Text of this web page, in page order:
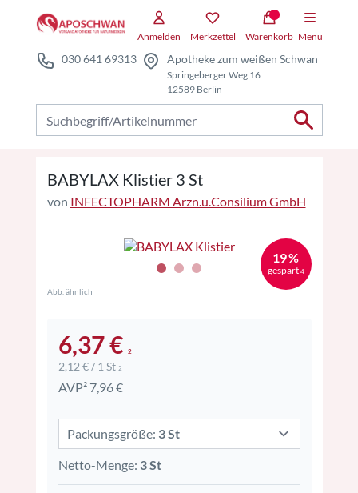
Anmelden Merkzettel Warenkorb Menü
030 641 69313 Apotheke zum weißen Schwan
Springeberger Weg 16
12589 Berlin
BABYLAX Klistier 3 St
von INFECTOPHARM Arzn.u.Consilium GmbH
19 %
gespart 4
Abb. ähnlich
6,37 € 2
2,12 € / 1 St 2
AVP² 7,96 €
Packungsgröße: 3 St
Netto-Menge: 3 St